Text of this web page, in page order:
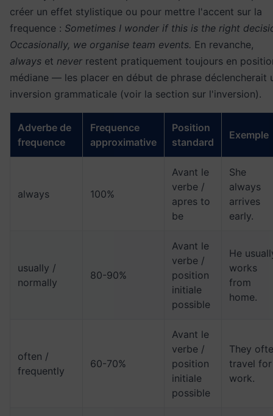
créer un effet stylistique ou pour mettre l'accent sur la
frequence : Sometimes I wonder if this is the right
Occasionally, we organise team events. En revanche,
always et never restent pratiquement toujours en
médiane — les placer en début de phrase déclencherait
inversion grammaticale (voir la section sur l'inversion).
Adverbe de
frequence
Frequence
approximative
Position
standard
Exemple
always 100%
Avant le
verbe /
apres to
be
She
always
arrives
early.
usually /
normally
80-90%
Avant le
verbe /
position
initiale
possible
He
works
from
home.
often /
frequently
60-70%
Avant le
verbe /
position
initiale
possible
They
travel for
work.